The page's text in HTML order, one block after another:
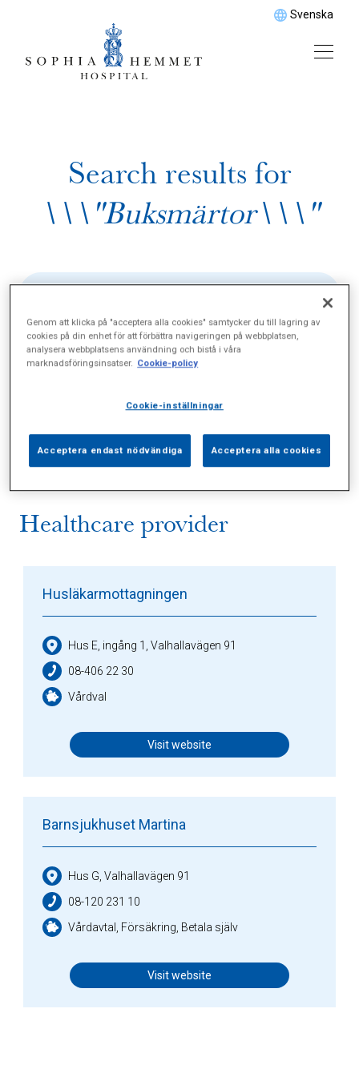
Svenska
Search results for
\\\"Buksmärtor\\\"
Vårdgivare (2) Specialister (0)
Sidor (0) Press (0) Sophianytt (0)
Healthcare provider
Husläkarmottagningen
Hus E, ingång 1, Valhallavägen 91
08-406 22 30
Vårdval
Visit website
Barnsjukhuset Martina
Hus G, Valhallavägen 91
08-120 231 10
Vårdavtal, Försäkring, Betala själv
Visit website
Genom att klicka på "acceptera alla cookies" samtycker du till lagring av
cookies på din enhet för att förbättra navigeringen på webbplatsen,
analysera webbplatsens användning och bistå i våra
marknadsföringsinsatser. Cookie-policy
Cookie-inställningar
Acceptera endast nödvändiga Acceptera alla cookies